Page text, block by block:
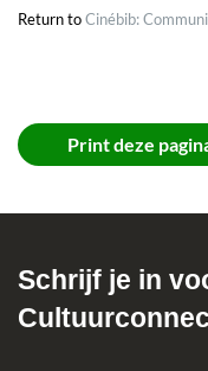
Return toCinébib:
Print deze
Schrijf je in